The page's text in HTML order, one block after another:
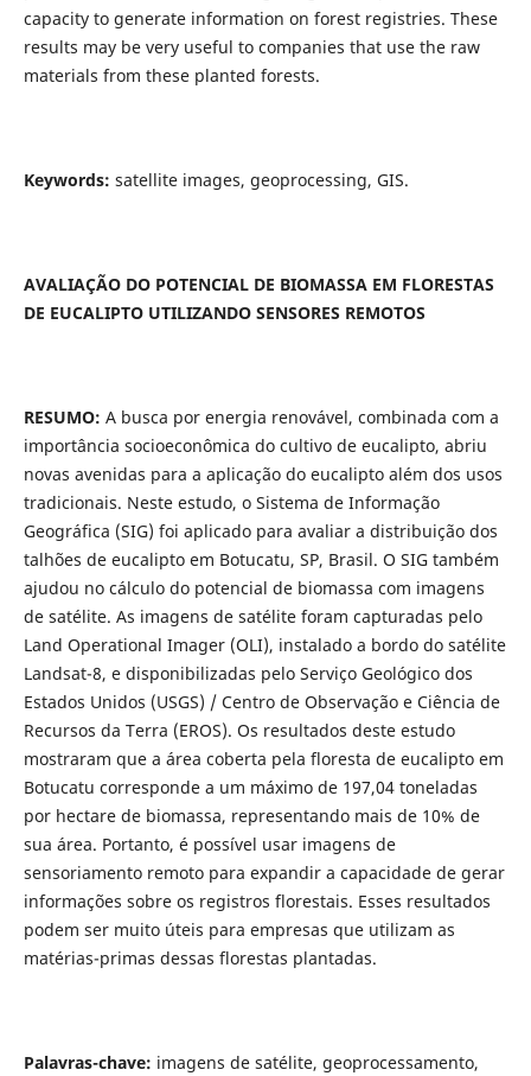
capacity to generate information on forest registries. These
results may be very useful to companies that use the raw
materials from these planted forests.
Keywords: satellite images, geoprocessing, GIS.
AVALIAÇÃO DO POTENCIAL DE BIOMASSA EM FLORESTAS
DE EUCALIPTO UTILIZANDO SENSORES REMOTOS
RESUMO: A busca por energia renovável, combinada com a
importância socioeconômica do cultivo de eucalipto, abriu
novas avenidas para a aplicação do eucalipto além dos usos
tradicionais. Neste estudo, o Sistema de Informação
Geográfica (SIG) foi aplicado para avaliar a distribuição dos
talhões de eucalipto em Botucatu, SP, Brasil. O SIG também
ajudou no cálculo do potencial de biomassa com imagens
de satélite. As imagens de satélite foram capturadas pelo
Land Operational Imager (OLI), instalado a bordo do satélite
Landsat-8, e disponibilizadas pelo Serviço Geológico dos
Estados Unidos (USGS) / Centro de Observação e Ciência de
Recursos da Terra (EROS). Os resultados deste estudo
mostraram que a área coberta pela floresta de eucalipto em
Botucatu corresponde a um máximo de 197,04 toneladas
por hectare de biomassa, representando mais de 10% de
sua área. Portanto, é possível usar imagens de
sensoriamento remoto para expandir a capacidade de gerar
informações sobre os registros florestais. Esses resultados
podem ser muito úteis para empresas que utilizam as
matérias-primas dessas florestas plantadas.
Palavras-chave: imagens de satélite, geoprocessamento,